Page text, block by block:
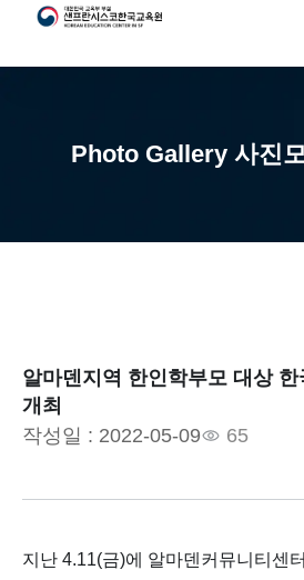
Photo Gallery 사진
알마덴지역 한인학부모 대상 한
개최
작성일 : 2022-05-09 65
지난 4.11(금)에 알마덴커뮤니티센